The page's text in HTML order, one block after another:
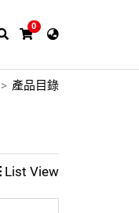
0
產品目錄
List View